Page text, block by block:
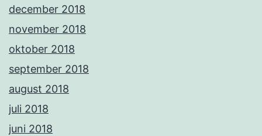
december 2018
november 2018
oktober 2018
september 2018
august 2018
juli 2018
juni 2018